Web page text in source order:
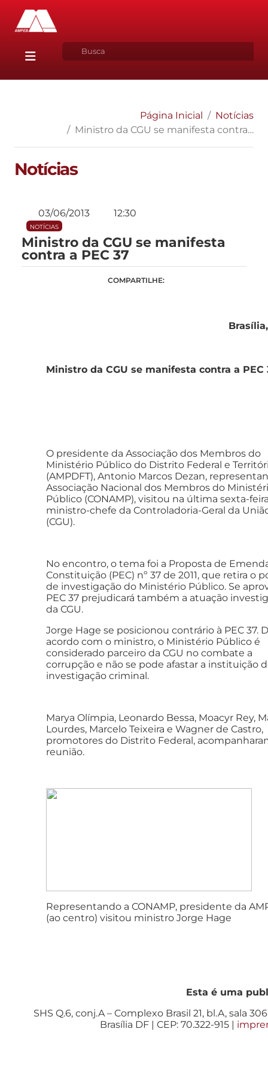
Página Inicial
Notícias
Ministro da CGU se manifesta contra a PEC 37
Notícias
03/06/2013 12:30
NOTÍCIAS
Ministro da CGU se manifesta
contra a PEC 37
COMPARTILHE:
Ministro da CGU se manifesta contra a PEC
O presidente da Associação dos Membros do
Ministério Público do Distrito Federal e
(AMPDFT), Antonio Marcos Dezan,
Associação Nacional dos Membros do
Público (CONAMP), visitou na última sexta-feira
ministro-chefe da Controladoria-Geral da
(CGU).
No encontro, o tema foi a Proposta de
Constituição (PEC) nº 37 de 2011, que retira o
de investigação do Ministério Público. Se
PEC 37 prejudicará também a atuação
da CGU.
Jorge Hage se posicionou contrário à PEC 37.
acordo com o ministro, o Ministério Público é
considerado parceiro da CGU no combate a
corrupção e não se pode afastar a instituição
investigação criminal.
Marya Olímpia, Leonardo Bessa, Moacyr Rey,
Lourdes, Marcelo Teixeira e Wagner de Castro,
promotores do Distrito Federal,
reunião.
Representando a CONAMP, presidente da
(ao centro) visitou ministro Jorge Hage
Esta é uma
SHS Q.6, conj.A – Complexo Brasil 21, bl.A, sala 306
Brasília DF | CEP: 70.322-915 |